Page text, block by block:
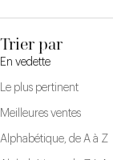
Trier par
En vedette
Le plus pertinent
Meilleures ventes
Alphabétique, de A à Z